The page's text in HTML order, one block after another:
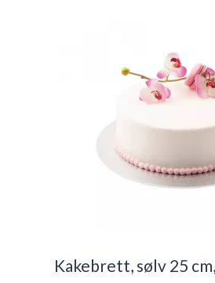
Kakebrett, sølv 25